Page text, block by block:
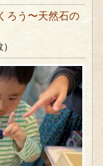
ろう〜天然石の